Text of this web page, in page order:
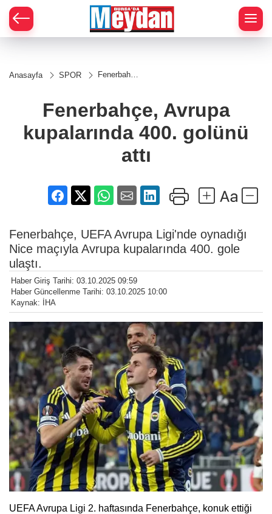
Anasayfa SPOR
Fenerbahçe,
400. golünü
attı
Fenerbahçe, Avrupa
kupalarında 400. golünü
attı
Fenerbahçe, UEFA Avrupa Ligi'nde oynadığı
Nice maçıyla Avrupa kupalarında 400. gole
ulaştı.
Haber Giriş Tarihi: 03.10.2025 09:59
Haber Güncellenme Tarihi: 03.10.2025 10:00
Kaynak: İHA
UEFA Avrupa Ligi 2. haftasında Fenerbahçe, konuk ettiği